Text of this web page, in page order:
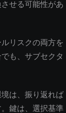
せる可能性があ
リスクの両方を
も、サブセクタ
は、振り返れば
鍵は、選択基準